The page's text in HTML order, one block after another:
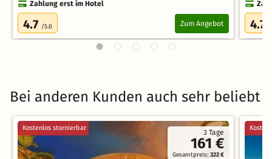
Zahlung erst im Hotel
4.7 /5.0 Zum Angebot 4.7
Bei anderen Kunden auch sehr beliebt
3 Tage
161 €
Gesamtpreis:322 €
Kostenlos stornierbar